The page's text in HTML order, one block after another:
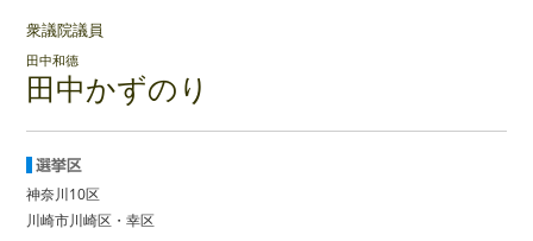
衆議院議員
田中和德
田中かずのり
神奈川10区
川崎市川崎区・幸区